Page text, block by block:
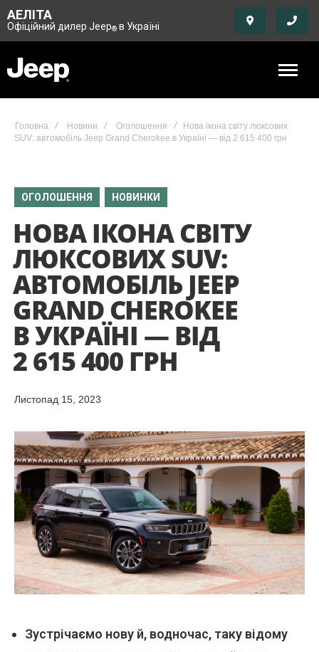
АЕЛІТА
Офіційний дилер Jeep® в Україні
Головна Новини Оголошення
Нова ікона світу люксових
SUV: автомобіль Jeep Grand Cherokee в Україні — від 2 615 400 грн
ОГОЛОШЕННЯ НОВИНКИ
НОВА ІКОНА СВІТУ
ЛЮКСОВИХ SUV:
АВТОМОБІЛЬ JEEP
GRAND CHEROKEE
В УКРАЇНІ — ВІД
2 615 400 ГРН
Листопад 15, 2023
Зустрічаємо нову й, водночас, таку відому